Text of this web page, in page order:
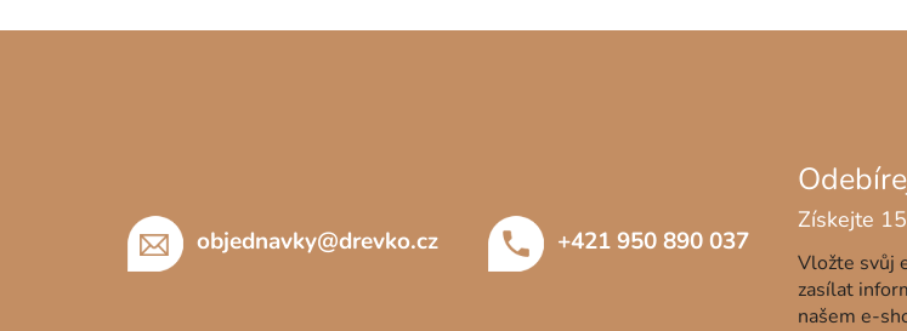
objednavky@drevko.cz +421 950 890 037
Vložte svůj
zasílat
našem e-